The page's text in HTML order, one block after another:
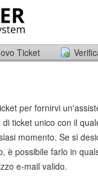
Ticket
per fornirvi
ticket unico con il
momento. Se si
è possibile farlo in
e-mail valido.